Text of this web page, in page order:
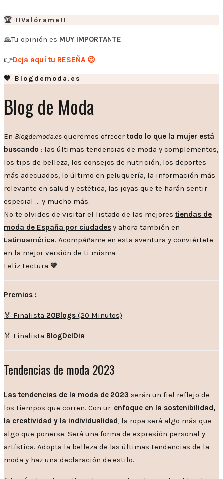
🏆 !!Valórame!!
🙏Tu opinión es MUY IMPORTANTE
👉Deja aquí tu RESEÑA 😉
🧡 Blogdemoda.es
Blog de Moda
En Blogdemoda.es queremos ofrecer todo lo que la mujer está
buscando : las últimas tendencias de moda y complementos,
los tips de belleza, los consejos de nutrición, los deportes
más adecuados, lo último en peluquería, la información más
relevante en salud y estética, las joyas que te harán sentir
especial … y mucho más.
No te olvides de visitar el listado de las mejores tiendas de
moda de España por ciudades y ahora también en
Latinoamérica. Acompáñame en esta aventura y conviértete
en la mejor versión de ti misma.
Feliz Lectura 🧡
Premios :
🏅 Finalista 20Blogs (20 Minutos)
🏅 Finalista BlogDelDia
Tendencias de moda 2023
Las tendencias de la moda de 2023 serán un fiel reflejo de
los tiempos que corren. Con un enfoque en la sostenibilidad,
la creatividad y la individualidad, la ropa será algo más que
algo que ponerse. Será una forma de expresión personal y
artística. Adopta la belleza de las últimas tendencias de la
moda y haz una declaración de estilo.